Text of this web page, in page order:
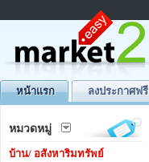
หน้าแรก ลงประกาศฟรี
หมวดหมู่
บ้าน/ อสังหาริมทรัพย์